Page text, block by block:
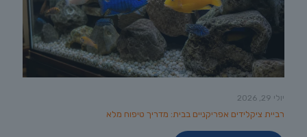
יולי 29, 2026
רביית ציקלידים אפריקניים בבית: מדריך טיפוח מלא